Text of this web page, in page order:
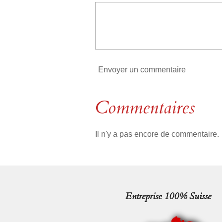
i
Envoyer un commentaire
Commentaires
Il n'y a pas encore de commentaire.
Entreprise 100% Suisse